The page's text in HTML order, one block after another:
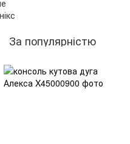
За популярністю